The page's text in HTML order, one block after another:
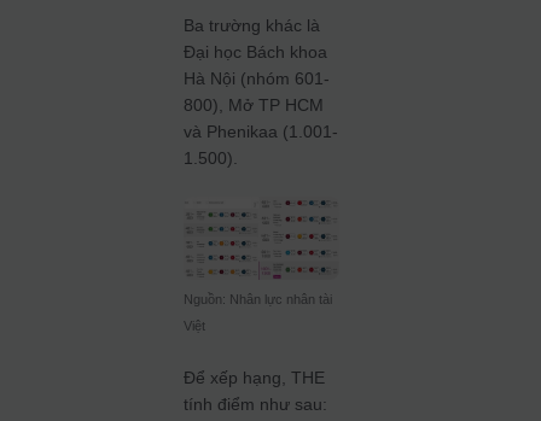
Ba trường khác là
Đại học Bách khoa
Hà Nội (nhóm 601-
800), Mở TP HCM
và Phenikaa (1.001-
1.500).
Nguồn: Nhân lực nhân tài
Việt
Để xếp hạng, THE
tính điểm như sau: